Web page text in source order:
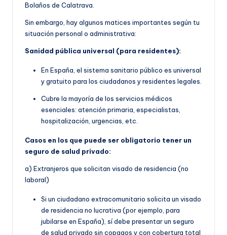
Bolaños de Calatrava.
Sin embargo, hay algunos matices importantes según tu
situación personal o administrativa:
Sanidad pública universal (para residentes):
En España, el sistema sanitario público es universal
y gratuito para los ciudadanos y residentes legales.
Cubre la mayoría de los servicios médicos
esenciales: atención primaria, especialistas,
hospitalización, urgencias, etc.
Casos en los que puede ser obligatorio tener un
seguro de salud privado:
a) Extranjeros que solicitan visado de residencia (no
laboral)
Si un ciudadano extracomunitario solicita un visado
de residencia no lucrativa (por ejemplo, para
jubilarse en España), sí debe presentar un seguro
de salud privado sin copagos y con cobertura total